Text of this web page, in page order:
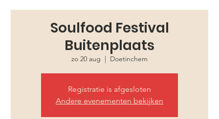
Soulfood Festival
Buitenplaats
zo 20 aug
  |
Doetinchem
Registratie is afgesloten
Andere evenementen bekijken